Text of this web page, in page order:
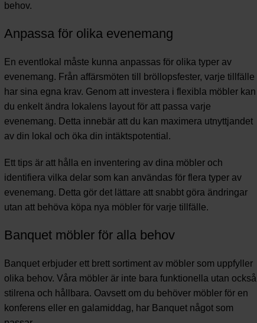
behov.
Anpassa för olika evenemang
En eventlokal måste kunna anpassas för olika typer av
evenemang. Från affärsmöten till bröllopsfester, varje tillfälle
har sina egna krav. Genom att investera i flexibla möbler kan
du enkelt ändra lokalens layout för att passa varje
evenemang. Detta innebär att du kan maximera utnyttjandet
av din lokal och öka din intäktspotential.
Ett tips är att hålla en inventering av dina möbler och
identifiera vilka delar som kan användas för flera typer av
evenemang. Detta gör det lättare att snabbt göra ändringar
utan att behöva köpa nya möbler för varje tillfälle.
Banquet möbler för alla behov
Banquet erbjuder ett brett sortiment av möbler som uppfyller
olika behov. Våra möbler är inte bara funktionella utan också
stilrena och hållbara. Oavsett om du behöver möbler för en
konferens eller en galamiddag, har Banquet något som